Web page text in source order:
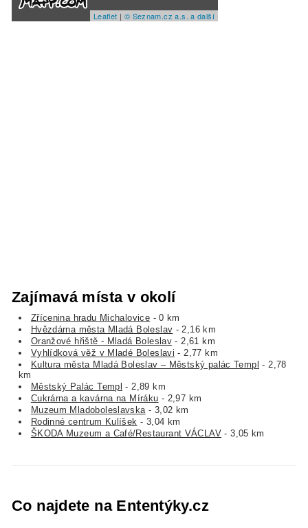
Leaflet | © Seznam.cz a.s. a další
Zajímavá místa v okolí
Zřícenina hradu Michalovice - 0 km
Hvězdárna města Mladá Boleslav - 2,16 km
Oranžové hřiště - Mladá Boleslav - 2,61 km
Vyhlídková věž v Mladé Boleslavi - 2,77 km
Kultura města Mladá Boleslav – Městský palác Templ - 2,78
km
Městský Palác Templ - 2,89 km
Cukrárna a kavárna na Míráku - 2,97 km
Muzeum Mladoboleslavska- 3,02 km
Rodinné centrum Kulíšek - 3,04 km
ŠKODA Muzeum a Café/Restaurant VÁCLAV - 3,05 km
Co najdete na Ententýky.cz